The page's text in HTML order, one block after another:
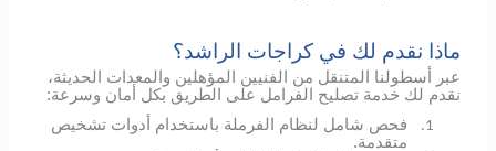
ماذا نقدم لك في كراجات الراشد؟
عبر أسطولنا المتنقل من الفنيين المؤهلين والمعدات الحديثة،
نقدم لك خدمة تصليح الفرامل على الطريق بكل أمان وسرعة:
1.
فحص شامل لنظام الفرملة باستخدام أدوات تشخيص
متقدمة.